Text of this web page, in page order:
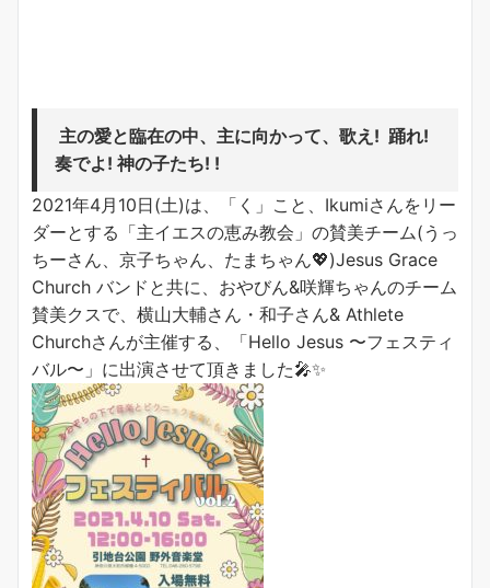
主の愛と臨在の中、主に向かって、歌え! 踊れ!
奏でよ! 神の子たち! !
2021年4月10日(土)は、「く」こと、Ikumiさんをリー
ダーとする「主イエスの恵み教会」の賛美チーム(うっ
ちーさん、京子ちゃん、たまちゃん💖)Jesus Grace
Church バンドと共に、おやびん&咲輝ちゃんのチーム
賛美クスで、横山大輔さん・和子さん& Athlete
Churchさんが主催する、「Hello Jesus 〜フェスティ
バル〜」に出演させて頂きました🎤✨